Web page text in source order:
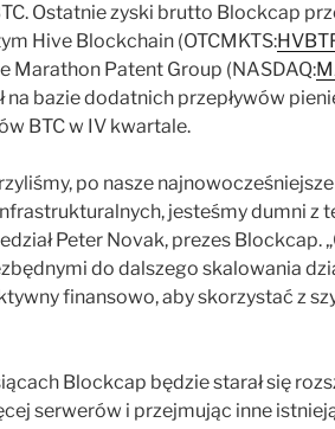
Ostatnie zyski brutto Blockcap
Hive Blockchain (OTCMKTS:
Marathon Patent Group (NASDAQ:
na bazie dodatnich przepływów
BTC w IV kwartale.
po nasze
jesteśmy dumni z
Peter Novak, prezes Blockcap.
do dalszego skalowania
finansowo, aby skorzystać z
Blockcap będzie starał się
serwerów i przejmując inne